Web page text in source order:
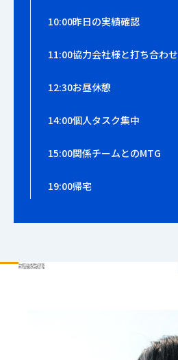
10:00昨日の実績確認
11:00協力会社様と打ち合わせ
12:30お昼休憩
14:00個人タスク集中
15:00関係チームとのMTG
19:00帰宅